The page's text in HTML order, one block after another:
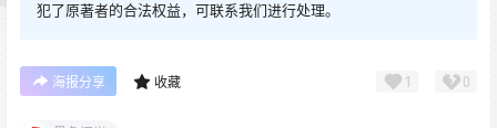
犯了原著者的合法权益，可联系我们进行处理。
海报分享 收藏 1 0